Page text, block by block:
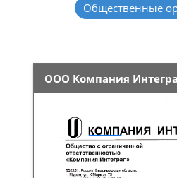
Общественные
ООО Компания